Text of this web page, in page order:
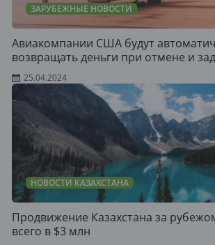
ЗАРУБЕЖНЫЕ НОВОСТИ
Авиакомпании США будут
возвращать деньги при отмене и
25.04.2024
НОВОСТИ КАЗАХСТАНА
Продвижение Казахстана за
всего в $3 млн